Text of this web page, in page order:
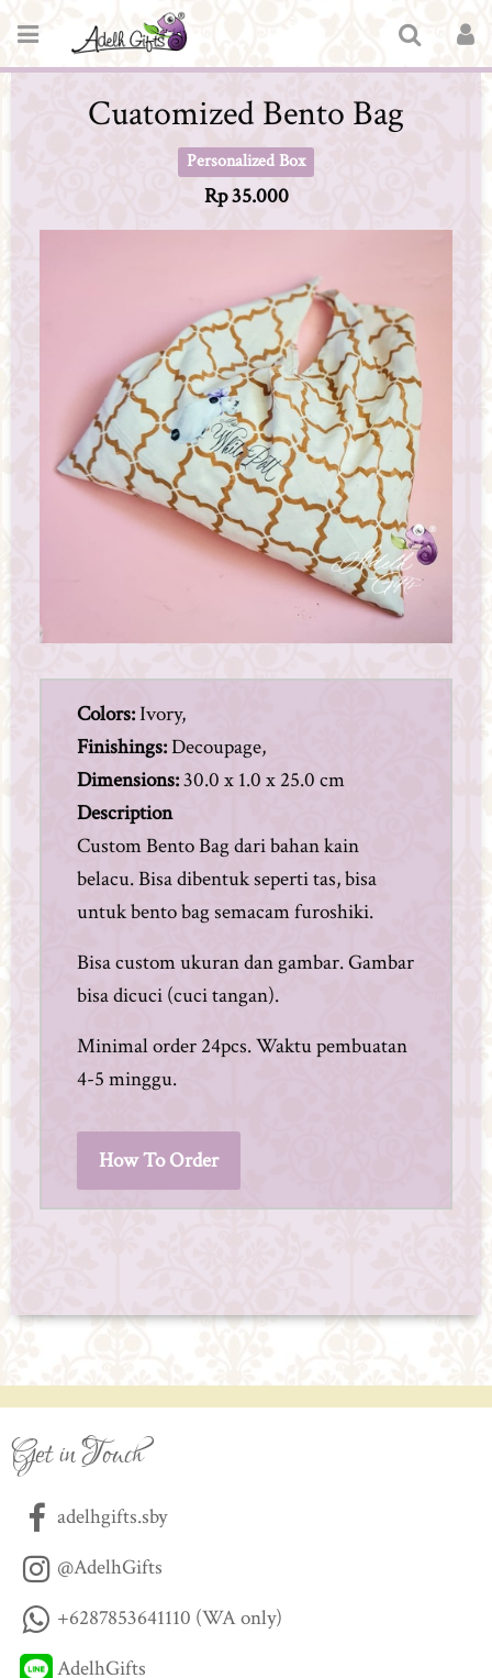
Cuatomized Bento Bag
Personalized Box
Rp 35.000
Colors:Ivory,
Finishings:Decoupage,
Dimensions:30.0 x 1.0 x 25.0 cm
Description
Custom Bento Bag dari bahan kain
belacu. Bisa dibentuk seperti tas, bisa
untuk bento bag semacam furoshiki.
Bisa custom ukuran dan gambar. Gambar
bisa dicuci (cuci tangan).
Minimal order 24pcs. Waktu pembuatan
4-5 minggu.
How To Order
Get in Touch
adelhgifts.sby
@AdelhGifts
+6287853641110 (WA only)
AdelhGifts